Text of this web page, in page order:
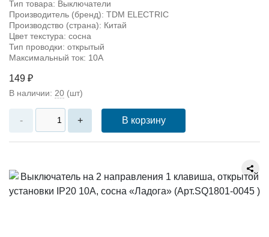
Тип товара: Выключатели
Производитель (бренд): TDM ЕLECTRIC
Производство (страна): Китай
Цвет текстура: сосна
Тип проводки: открытый
Максимальный ток: 10А
149 ₽
В наличии: 20 (шт)
- + В корзину